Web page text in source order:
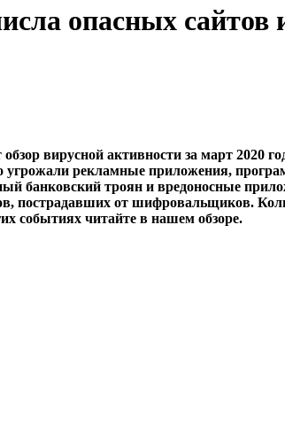
опасных сайтов
вирусной активности за март 2020
угрожали рекламные приложения,
банковский троян и вредоносные
пострадавших от шифровальщиков.
событиях читайте в нашем обзоре.